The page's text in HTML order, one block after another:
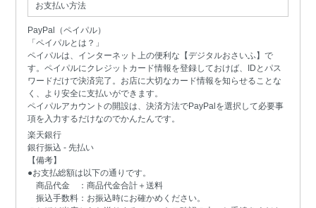
お支払い方法
PayPal（ペイパル）
「ペイパルとは？」
ペイパルは、インターネット上の便利な【デジタルおさいふ】で
す。ペイパルにクレジットカード情報を登録しておけば、IDとパス
ワードだけで決済完了。お店に大切なカード情報を知らせることな
く、より安全に支払いができます。
ペイパルアカウントの開設は、決済方法でPayPalを選択して必要事
項を入力するだけなのでかんたんです。
楽天銀行
銀行振込 - 先払い
【備考】
●お支払総額は以下の通りです。
商品代金 ：商品代金合計＋送料
振込手数料：お振込時にお確かめください。